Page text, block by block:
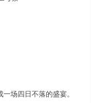
场四日不落的盛宴。